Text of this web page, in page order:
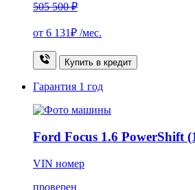
505 500 ₽
от 6 131₽ /мес.
Купить в кредит
Гарантия 1 год
Ford Focus 1.6 PowerShift
VIN номер
проверен